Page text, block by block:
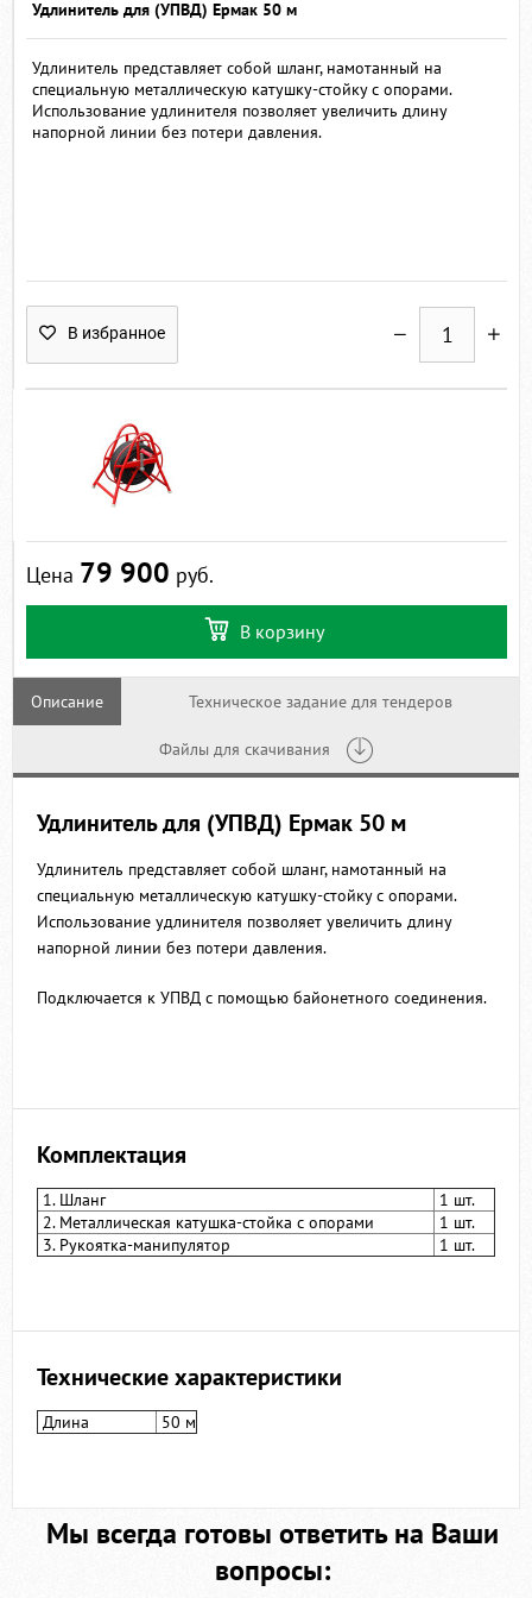
Удлинитель для (УПВД) Ермак 50 м
Удлинитель представляет собой шланг, намотанный на
специальную металлическую катушку-стойку с опорами.
Использование удлинителя позволяет увеличить длину
напорной линии без потери давления.
В избранное
Цена 79 900 руб.
В корзину
Описание Техническое задание для тендеров
Файлы для скачивания
Удлинитель для (УПВД) Ермак 50 м
Удлинитель представляет собой шланг, намотанный на
специальную металлическую катушку-стойку с опорами.
Использование удлинителя позволяет увеличить длину
напорной линии без потери давления.
Подключается к УПВД с помощью байонетного соединения.
Комплектация
1. Шланг
1 шт.
2. Металлическая катушка-стойка с опорами
1 шт.
3. Рукоятка-манипулятор
1 шт.
Технические характеристики
Длина 50 м
Мы всегда готовы ответить на Ваши
вопросы: